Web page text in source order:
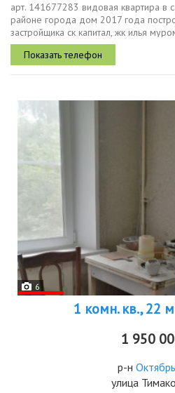
арт. 141677283 видовая квартира в
районе города дом 2017 года
застройщика ск капитал, жк илья
квартиры 39 м2 3.5 м2 тёплая
отопления котел в квартире...
6
1 комн. кв., 22 м
1 950
р-н
улица